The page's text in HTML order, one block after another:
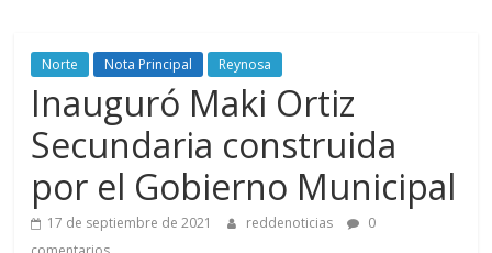
Norte Nota Principal Reynosa
Inauguró Maki Ortiz
Secundaria construida
por el Gobierno Municipal
17 de septiembre de 2021 reddenoticias
0